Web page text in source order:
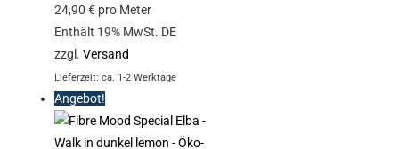
24,90€ pro Meter
Enthält 19% MwSt. DE
zzgl.Versand
Lieferzeit: ca. 1-2 Werktage
Angebot!